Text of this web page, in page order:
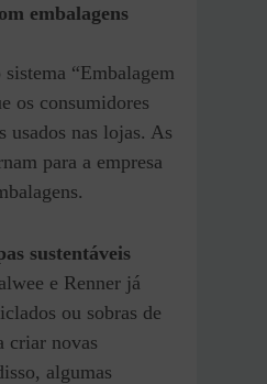
embalagens
“Embalagem
os consumidores
usados nas lojas. As
para a empresa
sustentáveis
e Renner já
ou sobras de
criar novas
algumas